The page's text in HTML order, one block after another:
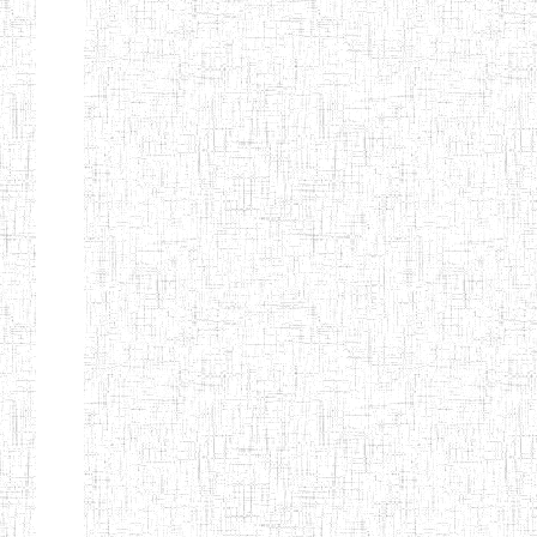
Etablissements
d'enseignement
secondaire
technique
et
professionnel
ESTP
Etablissements